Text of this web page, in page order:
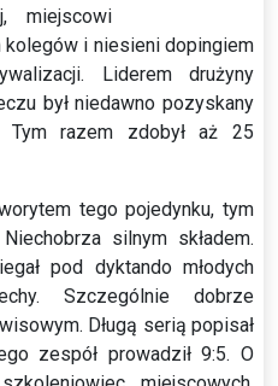
miejscowi
kolegów i niesieni dopingiem
Liderem drużyny
był niedawno pozyskany
Tym razem zdobył aż 25
tego pojedynku, tym
silnym składem.
pod dyktando młodych
Szczególnie dobrze
Długą serią popisał
zespół prowadził 9:5. O